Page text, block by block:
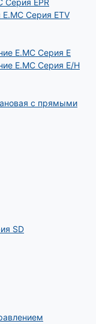
Серия EPR
Серия ETV
E.MC Серия E
E.MC Серия E/H
с прямыми
SD